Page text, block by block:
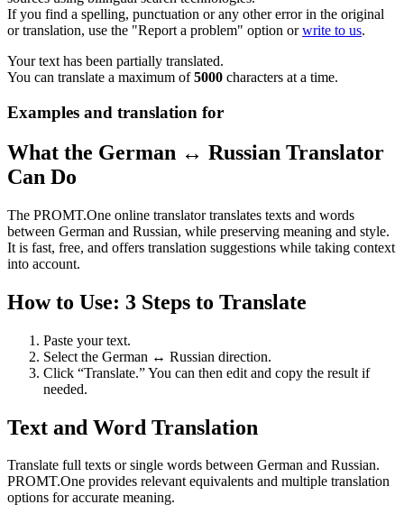
If you find a spelling, punctuation or any other error in the original
or translation, use the "Report a problem" option orwrite to us.
Your text has been partially translated.
You can translate a maximum of5000 characters at a time.
Examples and translation for
What the German ↔ Russian Translator
Can Do
The PROMT.One online translator translates texts and words
between German and Russian, while preserving meaning and style.
It is fast, free, and offers translation suggestions while taking context
into account.
How to Use: 3 Steps to Translate
Paste your text.
Select the German ↔ Russian direction.
Click “Translate.” You can then edit and copy the result if
needed.
Text and Word Translation
Translate full texts or single words between German and Russian.
PROMT.One provides relevant equivalents and multiple translation
options for accurate meaning.